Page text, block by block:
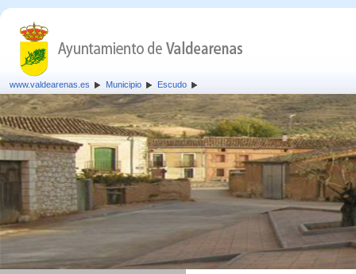
www.valdearenas.es Municipio Escudo